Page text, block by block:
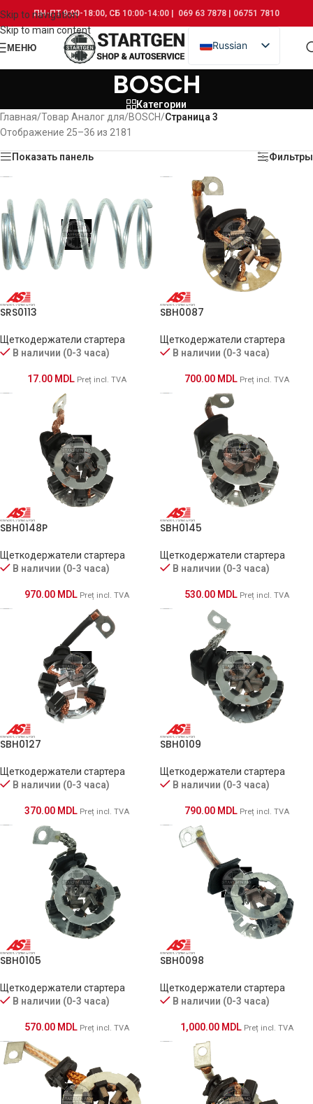
Skip to navigation
Skip to main content
ПН-ПТ 9:00-18:00, СБ 10:00-14:00 | 069 63 7878 | 06751 7810
МЕНЮ
Russian
Romanian
BOSCH
Категории
Главная/Товар Аналог для/BOSCH/Страница 3
Отображение 25–36 из 2181
Показать панель Фильтры
SRS0113
Щеткодержатели стартера
В наличии (0-3 часа)
17.00 MDL Preț incl. TVA
SBH0087
Щеткодержатели стартера
В наличии (0-3 часа)
700.00 MDL Preț incl. TVA
SBH0148P
Щеткодержатели стартера
В наличии (0-3 часа)
970.00 MDL Preț incl. TVA
SBH0145
Щеткодержатели стартера
В наличии (0-3 часа)
530.00 MDL Preț incl. TVA
SBH0127
Щеткодержатели стартера
В наличии (0-3 часа)
370.00 MDL Preț incl. TVA
SBH0109
Щеткодержатели стартера
В наличии (0-3 часа)
790.00 MDL Preț incl. TVA
SBH0105
Щеткодержатели стартера
В наличии (0-3 часа)
570.00 MDL Preț incl. TVA
SBH0098
Щеткодержатели стартера
В наличии (0-3 часа)
1,000.00 MDL Preț incl. TVA